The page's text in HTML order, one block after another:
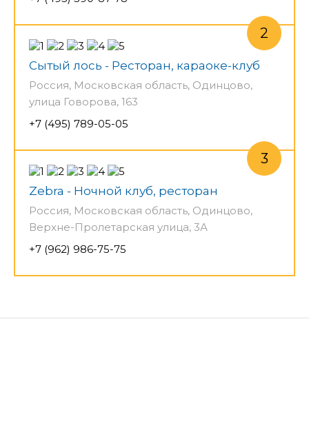
Сытый лось - Ресторан, караоке-клуб
Россия, Московская область, Одинцово,
улица Говорова, 163
+7 (495) 789-05-05
Zebra - Ночной клуб, ресторан
Россия, Московская область, Одинцово,
Верхне-Пролетарская улица, 3А
+7 (962) 986-75-75